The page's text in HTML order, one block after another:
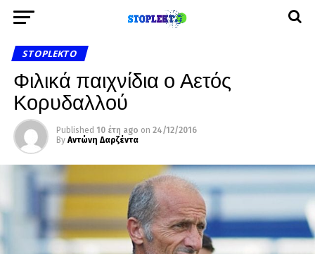
STOPLEKTO
Φιλικά παιχνίδια ο Αετός
Κορυδαλλού
Published 10 έτη ago on 24/12/2016
By Αντώνη Δαρζέντα